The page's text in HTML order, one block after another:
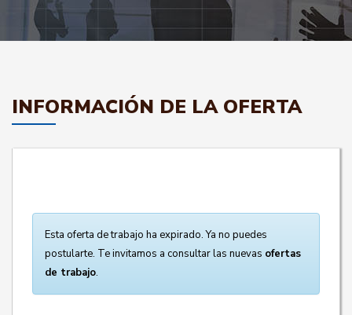
INFORMACIÓN DE LA OFERTA
Esta oferta de trabajo ha expirado. Ya no puedes
postularte. Te invitamos a consultar las nuevas ofertas
de trabajo.